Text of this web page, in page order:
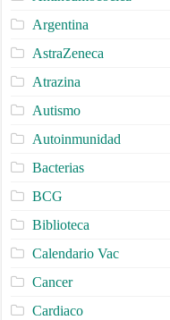
Argentina
AstraZeneca
Atrazina
Autismo
Autoinmunidad
Bacterias
BCG
Biblioteca
Calendario Vac
Cancer
Cardiaco